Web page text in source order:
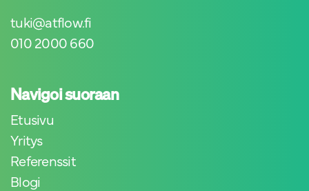
tuki@atflow.fi
010 2000 660
Navigoi suoraan
Etusivu
Yritys
Referenssit
Blogi